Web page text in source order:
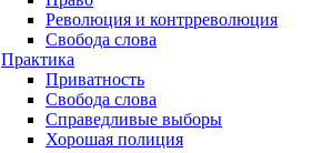
Революция и контрреволюция
Свобода слова
Практика
Приватность
Свобода слова
Справедливые выборы
Хорошая полиция